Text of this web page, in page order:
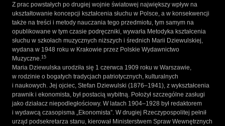
Z prac powstałych po drugiej wojnie światowej największy wpływ na
ukształtowanie koncepcji kształcenia słuchu w Polsce, a w konsekwencji
także na treści i metody nauczania tego przedmiotu, tym samym na
opublikowane w tym czasie podręczniki, wywarła Metodyka kształcenia
słuchu w szkołach muzycznych niższych i średnich Marii Dziewulskiej,
wydana w 1948 roku w Krakowie przez Polskie Wydawnictwo
Muzyczne.15
Maria Dziewulska urodziła się 1 czerwca 1909 roku w Warszawie,
w rodzinie o bogatych tradycjach patriotycznych, kulturalnych
i naukowych. Jej ojciec, Stefan Dziewulski (1876–1941), z wykształcenia
prawnik i ekonomista, był postacią wybitną. Położył szczególne zasługi
jako działacz niepodległościowy. W latach 1904–1928 był redaktorem
i wydawcą czasopisma „Ekonomista”. W drugiej Rzeczypospolitej pełnił
urząd podsekretarza stanu, kierował Ministerstwem Spraw Wewnętrznych